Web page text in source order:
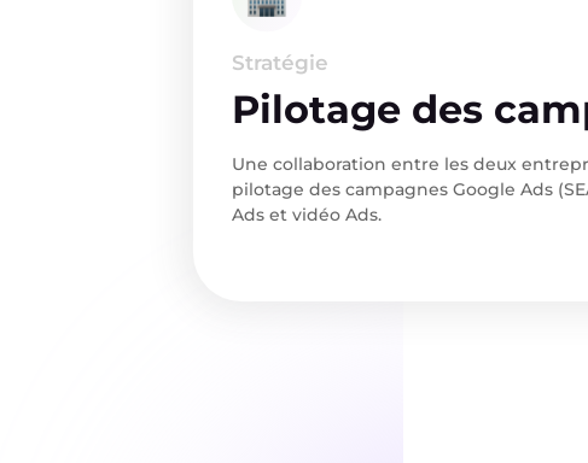
Stratégie
Pilotage des
Une collaboration entre les deux
pilotage des campagnes Google Ads
Ads et vidéo Ads.